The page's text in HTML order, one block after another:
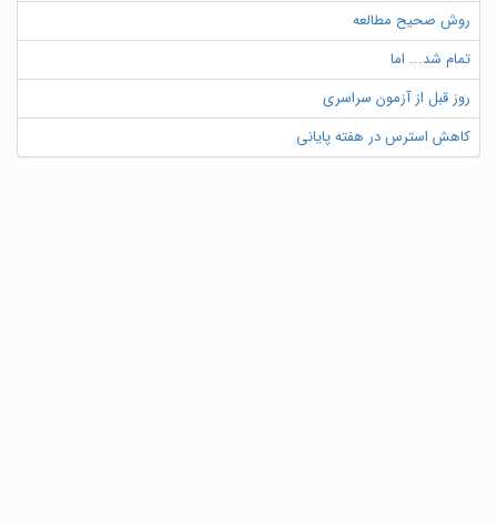
روش صحیح مطالعه
تمام شد... اما
روز قبل از آزمون سراسری
کاهش استرس در هفته پایانی